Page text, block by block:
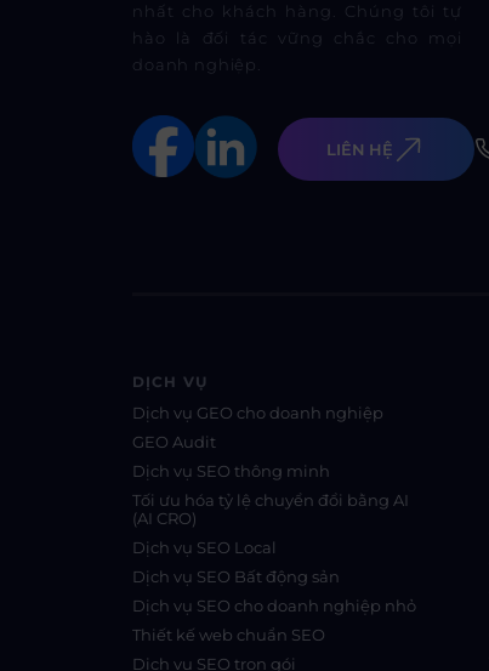
nhất cho khách hàng. Chúng tôi tự
hào là đối tác vững chắc cho mọi
doanh nghiệp.
LIÊN HỆ
DỊCH VỤ
Dịch vụ GEO cho doanh nghiệp
GEO Audit
Dịch vụ SEO thông minh
Tối ưu hóa tỷ lệ chuyển đổi bằng AI
(AI CRO)
Dịch vụ SEO Local
Dịch vụ SEO Bất động sản
Dịch vụ SEO cho doanh nghiệp nhỏ
Thiết kế web chuẩn SEO
Dịch vụ SEO trọn gói